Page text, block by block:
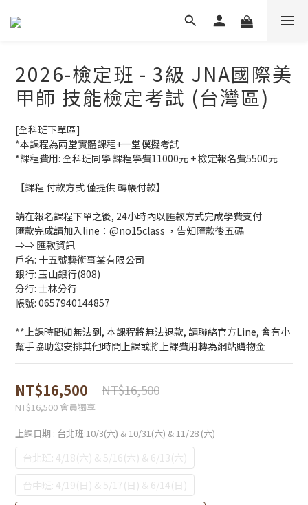
2026-檢定班 - 3級 JNA國際美
甲師 技能檢定考試 (台灣區)
[全科班下單區]
*本課程為兩堂實體課程+一堂模擬考試
*課程費用: 全科班同學 課程學費11000元 + 檢定報名費5500元
【課程 付款方式 僅提供 轉帳付款】
請在報名課程下單之後, 24小時內以匯款方式完成學費支付
匯款完成請加入line：@no15class ，告知匯款後五碼
⇒⇒ 匯款資訊
戶名: 十五號藝術事業有限公司
銀行: 玉山銀行(808)
分行: 士林分行
帳號: 0657940144857
**上課時間如無法到, 本課程將無法退款, 請聯絡官方Line, 會有小
幫手協助您安排其他時間上課或將上課費用轉為網站購物金
NT$16,500 NT$16,500
NT$16,500 會員獨享
上課日期 : 台北班:10/3(六) & 10/31(六) & 11/28 (六)
台北班: 4/18(六) & 5/16(六) & 6/13(六)
台中班: 4/19(日) & 5/17(日) & 6/14(日)